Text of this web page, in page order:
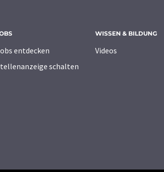
entdecken
schalten
WISSEN & BILDUNG
Videos